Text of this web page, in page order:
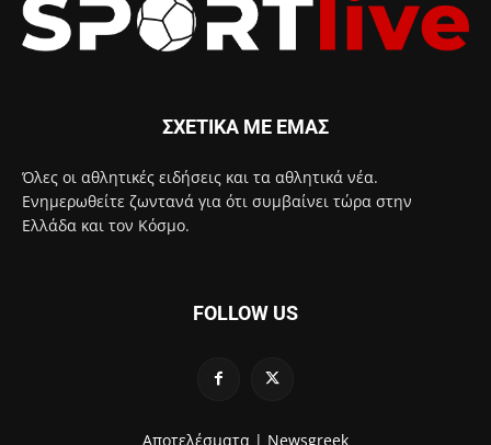
ΣΧΕΤΙΚΑ ΜΕ ΕΜΑΣ
Όλες οι αθλητικές ειδήσεις και τα αθλητικά νέα.
Ενημερωθείτε ζωντανά για ότι συμβαίνει τώρα στην
Ελλάδα και τον Κόσμο.
FOLLOW US
Αποτελέσματα | Newsgreek